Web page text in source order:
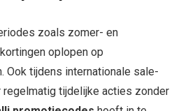
zoals zomer- en
oplopen op
Ook tijdens internationale sale-
regelmatig tijdelijke acties zonder